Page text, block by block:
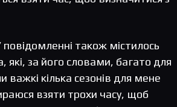
також містилось
які, за його словами, багато для
кілька сезонів для мене
взяти трохи часу, щоб